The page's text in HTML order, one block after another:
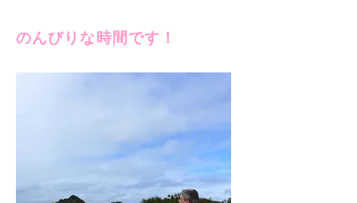
のんびりな時間です！